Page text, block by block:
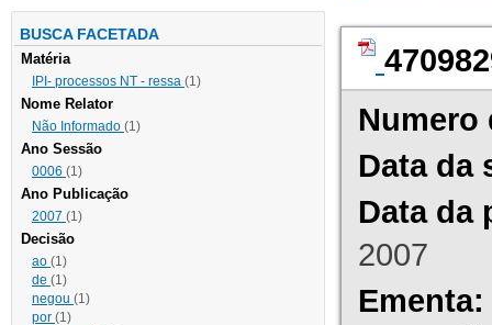
BUSCA FACETADA
Matéria
IPI- processos NT - ressa (1)
Nome Relator
Não Informado (1)
Ano Sessão
0006 (1)
Ano Publicação
2007 (1)
Decisão
ao (1)
de (1)
negou (1)
por (1)
Numero
Data da
Data da
2007
Ementa: